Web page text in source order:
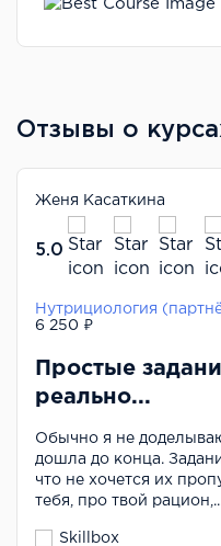
Отзывы о
Женя Касаткина
5.0
6 250 ₽
Простые
реально...
Обычно я не
дошла до конца.
что не хочется их
тебя, про твой
Skillbox